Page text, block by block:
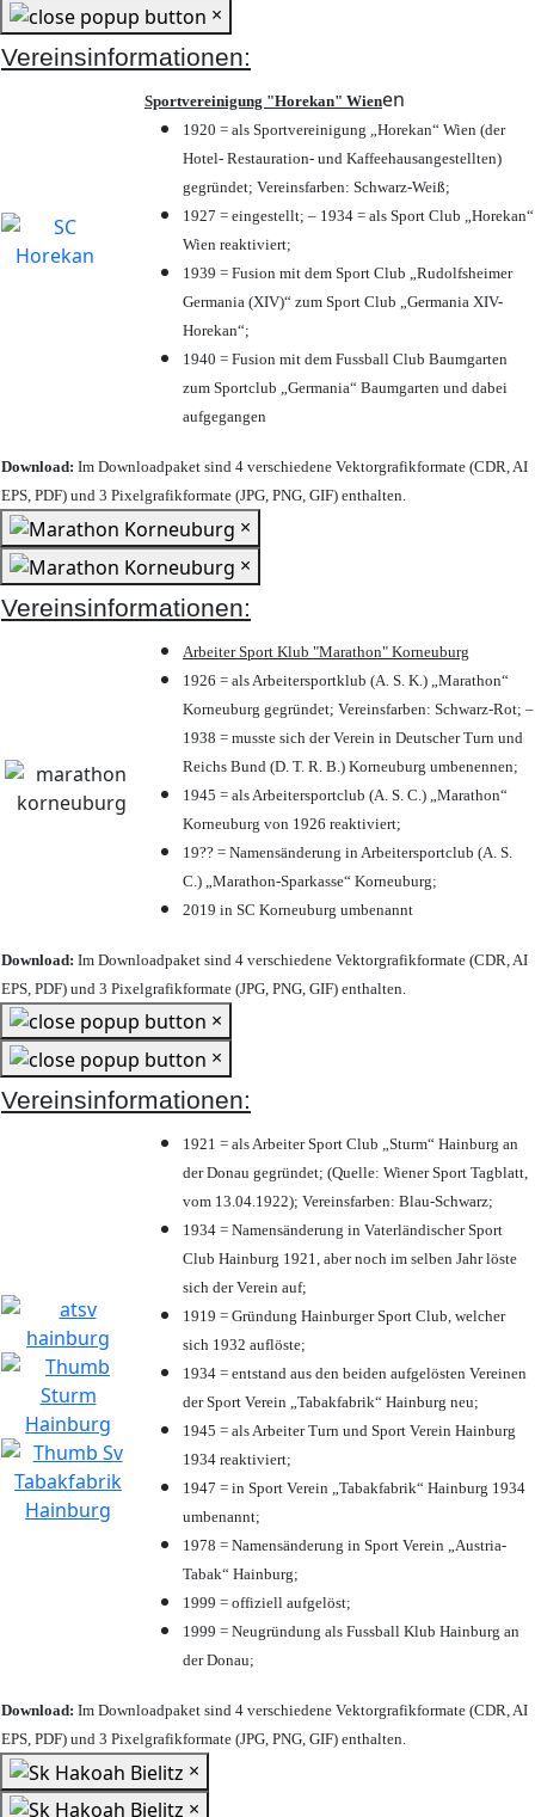
×
Vereinsinformationen:
Sportvereinigung "Horekan" Wienen
1920 = als Sportvereinigung „Horekan“ Wien (der
Hotel- Restauration- und Kaffeehausangestellten)
gegründet; Vereinsfarben: Schwarz-Weiß;
1927 = eingestellt; – 1934 = als Sport Club „Horekan“
Wien reaktiviert;
1939 = Fusion mit dem Sport Club „Rudolfsheimer
Germania (XIV)“ zum Sport Club „Germania XIV-
Horekan“;
1940 = Fusion mit dem Fussball Club Baumgarten
zum Sportclub „Germania“ Baumgarten und dabei
aufgegangen
Download: Im Downloadpaket sind 4 verschiedene Vektorgrafikformate (CDR, AI
EPS, PDF) und 3 Pixelgrafikformate (JPG, PNG, GIF) enthalten.
×
×
Vereinsinformationen:
Arbeiter Sport Klub "Marathon" Korneuburg
1926 = als Arbeitersportklub (A. S. K.) „Marathon“
Korneuburg gegründet; Vereinsfarben: Schwarz-Rot; –
1938 = musste sich der Verein in Deutscher Turn und
Reichs Bund (D. T. R. B.) Korneuburg umbenennen;
1945 = als Arbeitersportclub (A. S. C.) „Marathon“
Korneuburg von 1926 reaktiviert;
19?? = Namensänderung in Arbeitersportclub (A. S.
C.) „Marathon-Sparkasse“ Korneuburg;
2019 in SC Korneuburg umbenannt
Download: Im Downloadpaket sind 4 verschiedene Vektorgrafikformate (CDR, AI
EPS, PDF) und 3 Pixelgrafikformate (JPG, PNG, GIF) enthalten.
×
×
Vereinsinformationen:
1921 = als Arbeiter Sport Club „Sturm“ Hainburg an
der Donau gegründet; (Quelle: Wiener Sport Tagblatt,
vom 13.04.1922); Vereinsfarben: Blau-Schwarz;
1934 = Namensänderung in Vaterländischer Sport
Club Hainburg 1921, aber noch im selben Jahr löste
sich der Verein auf;
1919 = Gründung Hainburger Sport Club, welcher
sich 1932 auflöste;
1934 = entstand aus den beiden aufgelösten Vereinen
der Sport Verein „Tabakfabrik“ Hainburg neu;
1945 = als Arbeiter Turn und Sport Verein Hainburg
1934 reaktiviert;
1947 = in Sport Verein „Tabakfabrik“ Hainburg 1934
umbenannt;
1978 = Namensänderung in Sport Verein „Austria-
Tabak“ Hainburg;
1999 = offiziell aufgelöst;
1999 = Neugründung als Fussball Klub Hainburg an
der Donau;
Download: Im Downloadpaket sind 4 verschiedene Vektorgrafikformate (CDR, AI
EPS, PDF) und 3 Pixelgrafikformate (JPG, PNG, GIF) enthalten.
×
×